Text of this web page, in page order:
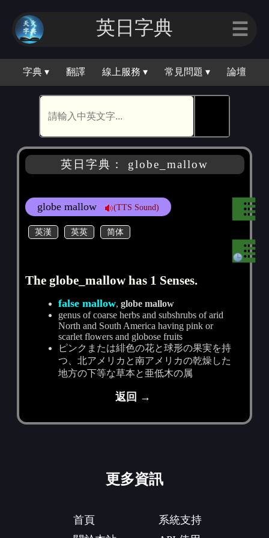
英日字典 ☰
字典 ▾ 翻譯 線上服務 ▾ 常見問題 ▾ 論壇
英日字典： globe_mallow
globe mallow (TTS Sound)
英漢 英英 简体
The globe_mallow has 1 Senses.
false mallow,globe mallow
genus of coarse herbs and subshrubs of arid
North and South America having pink or
scarlet flowers and globose fruits
ピンクまたは緋色の花と球形の果実を持
つ、北アメリカと南アメリカの乾燥した
地方の下等な草本と亜低木の属
返回 →
更多資訊
首頁
系統支持